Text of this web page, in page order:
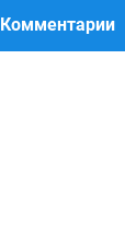
Комментарии